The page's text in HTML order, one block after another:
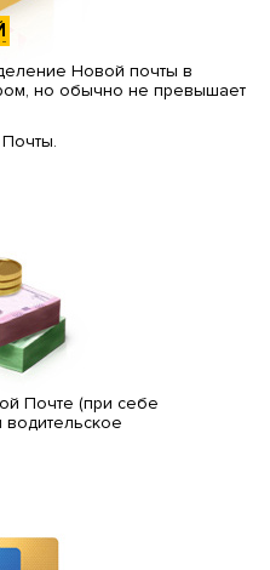
Новой почты в
но обычно не превышает
Почте (при себе